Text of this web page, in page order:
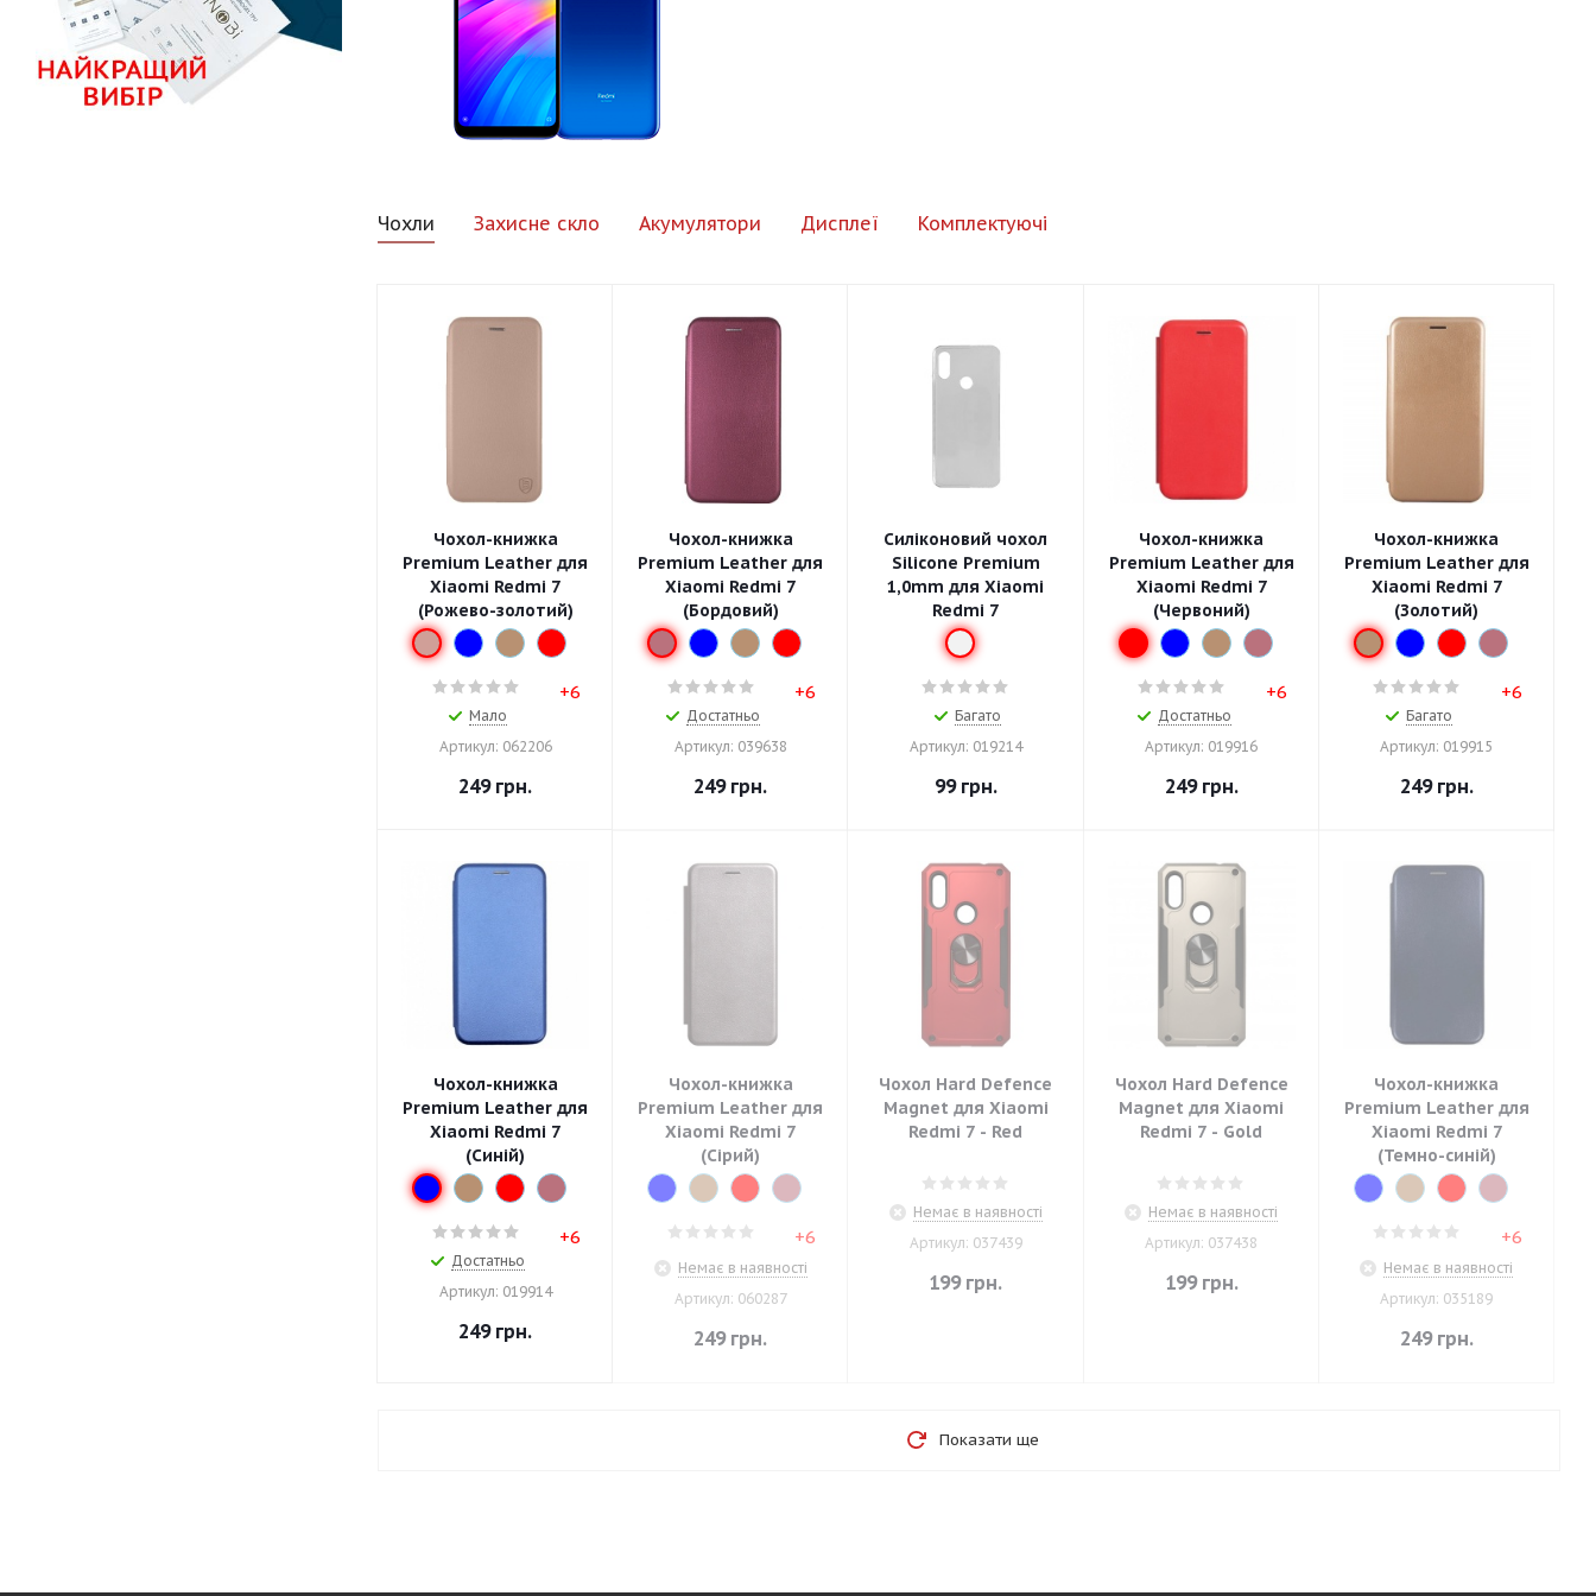
Чохли Захисне скло Акумулятори Дисплеї Комплектуючі
Чохол-книжка
Premium Leather для
Xiaomi Redmi 7
(Рожево-золотий)
+6
Мало
Артикул: 062206
249грн.
Чохол-книжка
Premium Leather для
Xiaomi Redmi 7
(Бордовий)
+6
Достатньо
Артикул: 039638
249грн.
Силіконовий чохол
Silicone Premium
1,0mm для Xiaomi
Redmi 7
Багато
Артикул: 019214
99грн.
Чохол-книжка
Premium Leather для
Xiaomi Redmi 7
(Червоний)
+6
Достатньо
Артикул: 019916
249грн.
Чохол-книжка
Premium Leather для
Xiaomi Redmi 7
(Золотий)
+6
Багато
Артикул: 019915
249грн.
Чохол-книжка
Premium Leather для
Xiaomi Redmi 7
(Синій)
+6
Достатньо
Артикул: 019914
249грн.
Чохол-книжка
Premium Leather для
Xiaomi Redmi 7
(Сірий)
+6
Немає в наявності
Артикул: 060287
249грн.
Чохол Hard Defence
Magnet для Xiaomi
Redmi 7 - Red
Немає в наявності
Артикул: 037439
199грн.
Чохол Hard Defence
Magnet для Xiaomi
Redmi 7 - Gold
Немає в наявності
Артикул: 037438
199грн.
Чохол-книжка
Premium Leather для
Xiaomi Redmi 7
(Темно-синій)
+6
Немає в наявності
Артикул: 035189
249грн.
Показати ще